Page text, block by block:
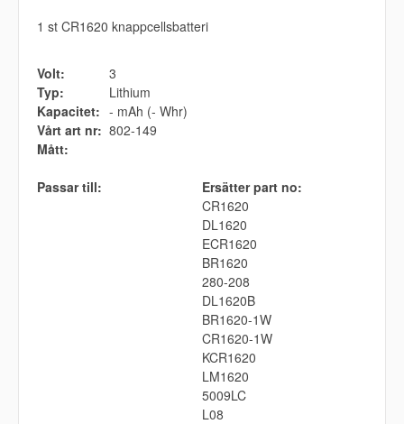
1 st CR1620 knappcellsbatteri
Volt:
3
Typ:
Lithium
Kapacitet: - mAh (- Whr)
Vårt art nr: 802-149
Mått:
Passar till:
Ersätter part no:
CR1620
DL1620
ECR1620
BR1620
280-208
DL1620B
BR1620-1W
CR1620-1W
KCR1620
LM1620
5009LC
L08